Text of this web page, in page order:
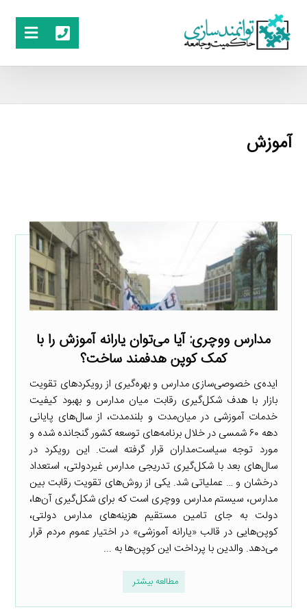
آموزش
مدارس ووچری: آیا می‌توان یارانه آموزش را با
کمک کوپن هدفمند ساخت؟
ایده‌ی خصوصی‌سازی مدارس و بهره‌گیری از رویکردهای تقویت
بازار با هدف شکل‌گیری رقابت میان مدارس و بهبود کیفیت
خدمات آموزشی در میان‌مدت و بلندمدت، از سال‌های پایانی
دهه ۶۰ شمسی در خلال برنامه‌های توسعه کشور گنجانده شده و
مورد توجه سیاست‌مداران قرار گرفته است. این رویکرد در
سال‌های بعد با شکل‌گیری تدریجی مدارس غیردولتی، استعداد
درخشان و … عملیاتی شد. یکی از روش‌های تقویت رقابت بین
مدارس، سیستم مدارس ووچری است که برای شکل‌گیری آن‌ها،
دولت به جای تامین مستقیم هزینه‌های مدارس دولتی،
کوپن‌هایی در قالب «یارانه آموزشی» در اختیار عموم مردم قرار
می‌دهد. والدین با پرداخت این کوپن‌ها به ...
مطالعه بیشتر